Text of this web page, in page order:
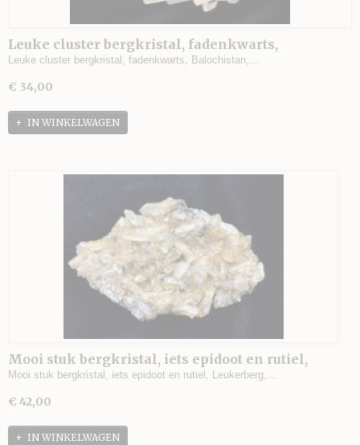
Leuke cluster bergkristal, fadenkwarts,
Balochistan, Afghanistan - 188 gram - 9,5 x 7 x 4,5
Leuke cluster bergkristal, fadenkwarts, Balochistan,…
€ 34,00
IN WINKELWAGEN
Mooi stuk bergkristal, iets epidoot en rutiel,
Leukerberg, Zwitserland - 214 gram - 10,5 x 8 x
Mooi stuk bergkristal, iets epidoot en rutiel, Leukerberg,…
€ 42,00
IN WINKELWAGEN